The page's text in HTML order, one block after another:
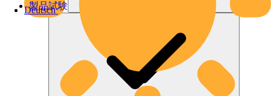
Deutsch
製品試験